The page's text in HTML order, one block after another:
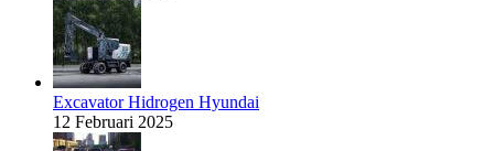
Excavator Hidrogen Hyundai
12 Februari 2025